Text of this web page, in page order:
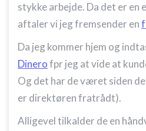
stykke arbejde. Da det er en
aftaler vi jeg fremsender en
Da jeg kommer hjem og
Dinerofpr jeg at vide at
Og det har de været siden
er direktøren fratrådt).
Alligevel tilkalder de en